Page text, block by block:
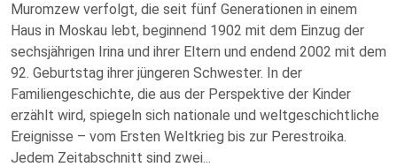
Muromzew verfolgt, die seit fünf Generationen in einem
Haus in Moskau lebt, beginnend 1902 mit dem Einzug der
sechsjährigen Irina und ihrer Eltern und endend 2002 mit dem
92. Geburtstag ihrer jüngeren Schwester. In der
Familiengeschichte, die aus der Perspektive der Kinder
erzählt wird, spiegeln sich nationale und weltgeschichtliche
Ereignisse – vom Ersten Weltkrieg bis zur Perestroika.
Jedem Zeitabschnitt sind zwei...